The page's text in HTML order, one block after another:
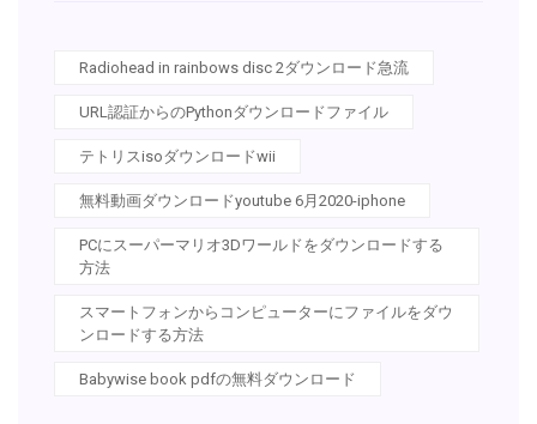
Radiohead in rainbows disc 2ダウンロード急流
URL認証からのPythonダウンロードファイル
テトリスisoダウンロードwii
無料動画ダウンロードyoutube 6月2020-iphone
PCにスーパーマリオ3Dワールドをダウンロードする
方法
スマートフォンからコンピューターにファイルをダウ
ンロードする方法
Babywise book pdfの無料ダウンロード